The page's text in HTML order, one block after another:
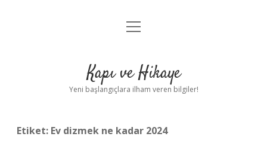
Anasayfa
Yasal Uyarı
menüyü
Kapı ve Hikaye
Yeni başlangıçlara ilham veren bilgiler!
Etiket: Ev dizmek ne kadar 2024